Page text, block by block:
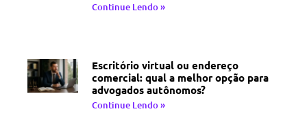
Continue Lendo »
Escritório virtual ou endereço
comercial: qual a melhor opção para
advogados autônomos?
Continue Lendo »